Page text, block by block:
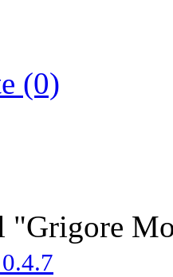
(0)